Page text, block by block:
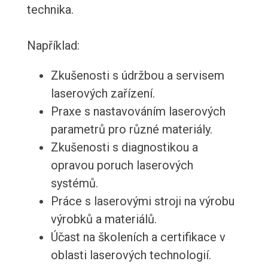
technika.
Například:
Zkušenosti s údržbou a servisem
laserových zařízení.
Praxe s nastavováním laserových
parametrů pro různé materiály.
Zkušenosti s diagnostikou a
opravou poruch laserových
systémů.
Práce s laserovými stroji na výrobu
výrobků a materiálů.
Účast na školeních a certifikace v
oblasti laserových technologií.